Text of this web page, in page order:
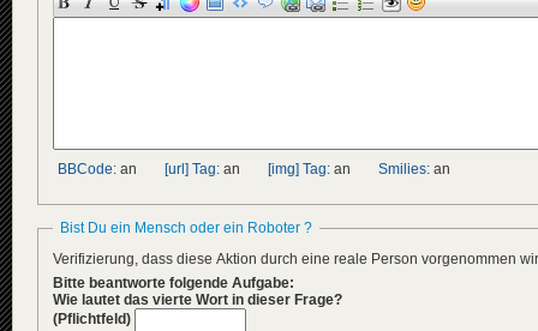
BBCode: an [url] Tag: an [img] Tag: an Smilies: an
Bist Du ein Mensch oder ein Roboter ?
Verifizierung, dass diese Aktion durch eine reale Person vorgenommen
Bitte beantworte folgende Aufgabe:
Wie lautet das vierte Wort in dieser Frage?
(Pflichtfeld)